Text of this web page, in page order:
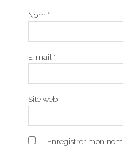
Nom *
E-mail *
Site web
Enregistrer mon